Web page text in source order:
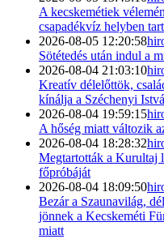
A kecskemétiek
csapadékvíz helyben
2026-08-05 12:20:58
Sötétedés után indul a
2026-08-04 21:03:10
Kreatív délelőttök,
kínálja a Széchenyi
2026-08-04 19:59:15
A hőség miatt változik
2026-08-04 18:28:32
Megtartották a Kurultaj
főpróbáját
2026-08-04 18:09:50
Bezár a Szaunavilág,
jönnek a Kecskeméti
miatt